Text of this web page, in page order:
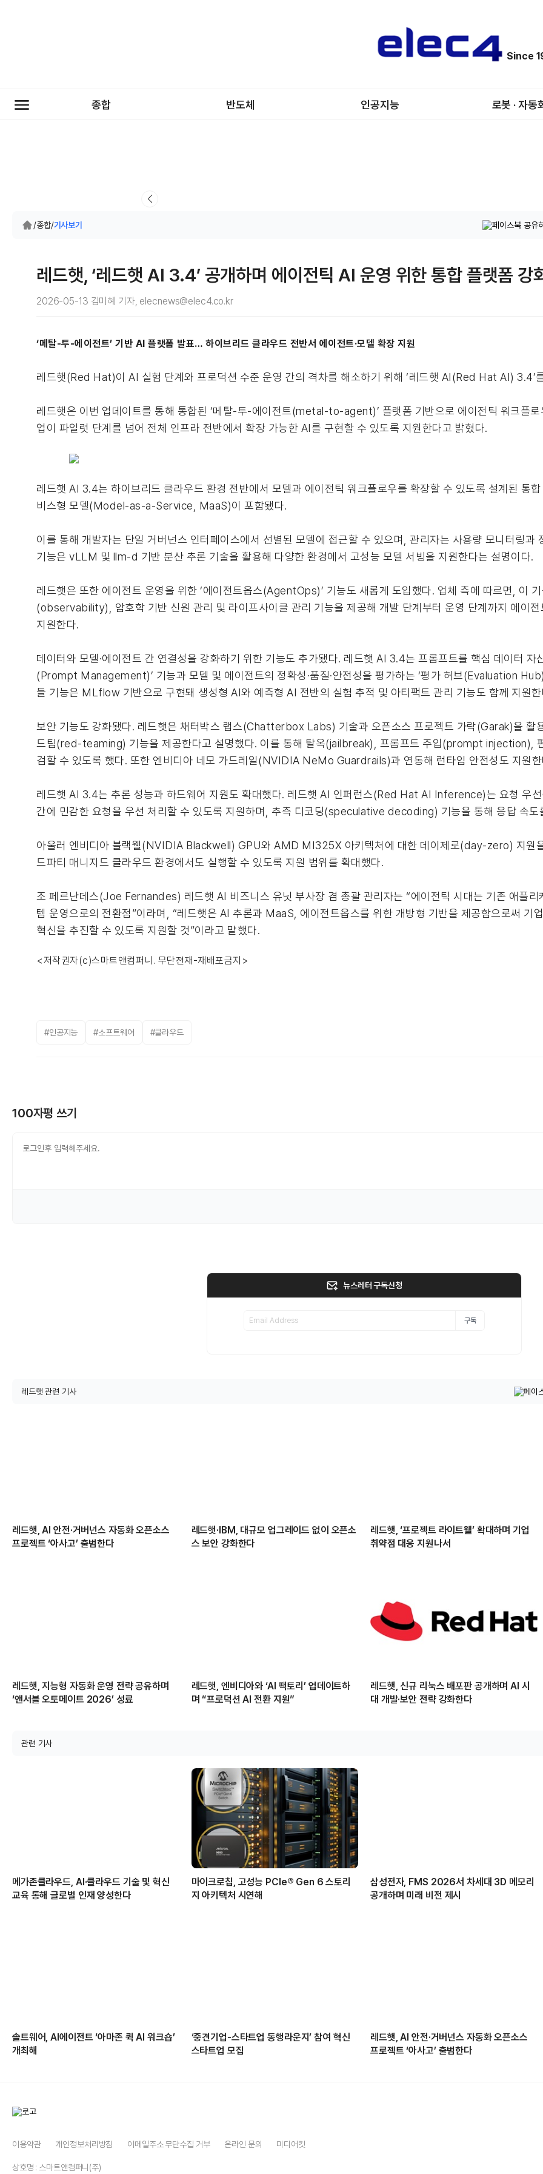
Since
종합 반도체 인공지능 로봇 · 자동
/종합/기사보기
레드햇, ‘레드햇 AI 3.4’ 공개하며 에이전틱 AI 운영 위한 통합 플랫폼 강
2026-05-13 김미혜 기자, elecnews@elec4.co.kr
‘메탈-투-에이전트’ 기반 AI 플랫폼 발표… 하이브리드 클라우드 전반서 에이전트·모델 확장 지원
레드햇(Red Hat)이 AI 실험 단계와 프로덕션 수준 운영 간의 격차를 해소하기 위해 ‘레드햇 AI(Red Hat AI) 3.4’
레드햇은 이번 업데이트를 통해 통합된 ‘메탈-투-에이전트(metal-to-agent)’ 플랫폼 기반으로 에이전틱 워크플
업이 파일럿 단계를 넘어 전체 인프라 전반에서 확장 가능한 AI를 구현할 수 있도록 지원한다고 밝혔다.
레드햇 AI 3.4는 하이브리드 클라우드 환경 전반에서 모델과 에이전틱 워크플로우를 확장할 수 있도록 설계된 통
비스형 모델(Model-as-a-Service, MaaS)이 포함됐다.
이를 통해 개발자는 단일 거버넌스 인터페이스에서 선별된 모델에 접근할 수 있으며, 관리자는 사용량 모니터링과
기능은 vLLM 및 llm-d 기반 분산 추론 기술을 활용해 다양한 환경에서 고성능 모델 서빙을 지원한다는 설명이다.
레드햇은 또한 에이전트 운영을 위한 ‘에이전트옵스(AgentOps)’ 기능도 새롭게 도입했다. 업체 측에 따르면, 이
(observability), 암호학 기반 신원 관리 및 라이프사이클 관리 기능을 제공해 개발 단계부터 운영 단계까지 에이
지원한다.
데이터와 모델·에이전트 간 연결성을 강화하기 위한 기능도 추가됐다. 레드햇 AI 3.4는 프롬프트를 핵심 데이터 자
(Prompt Management)’ 기능과 모델 및 에이전트의 정확성·품질·안전성을 평가하는 ‘평가 허브(Evaluation
들 기능은 MLflow 기반으로 구현돼 생성형 AI와 예측형 AI 전반의 실험 추적 및 아티팩트 관리 기능도 함께 지원
보안 기능도 강화됐다. 레드햇은 채터박스 랩스(Chatterbox Labs) 기술과 오픈소스 프로젝트 가락(Garak)을 활
드팀(red-teaming) 기능을 제공한다고 설명했다. 이를 통해 탈옥(jailbreak), 프롬프트 주입(prompt injection),
검할 수 있도록 했다. 또한 엔비디아 네모 가드레일(NVIDIA NeMo Guardrails)과 연동해 런타임 안전성도 지원
레드햇 AI 3.4는 추론 성능과 하드웨어 지원도 확대했다. 레드햇 AI 인퍼런스(Red Hat AI Inference)는 요청 우
간에 민감한 요청을 우선 처리할 수 있도록 지원하며, 추측 디코딩(speculative decoding) 기능을 통해 응답 속
아울러 엔비디아 블랙웰(NVIDIA Blackwell) GPU와 AMD MI325X 아키텍처에 대한 데이제로(day-zero) 지원
드파티 매니지드 클라우드 환경에서도 실행할 수 있도록 지원 범위를 확대했다.
조 페르난데스(Joe Fernandes) 레드햇 AI 비즈니스 유닛 부사장 겸 총괄 관리자는 “에이전틱 시대는 기존 애플리
템 운영으로의 전환점”이라며, “레드햇은 AI 추론과 MaaS, 에이전트옵스를 위한 개방형 기반을 제공함으로써 기
혁신을 추진할 수 있도록 지원할 것”이라고 말했다.
<저작권자(c)스마트앤컴퍼니. 무단전재-재배포금지>
#인공지능 #소프트웨어 #클라우드
100자평 쓰기
뉴스레터 구독신청
구독
레드햇 관련 기사
레드햇, AI 안전·거버넌스 자동화 오픈소스
프로젝트 ‘아사고’ 출범한다
레드햇·IBM, 대규모 업그레이드 없이 오픈소
스 보안 강화한다
레드햇, ‘프로젝트 라이트웰’ 확대하며 기업
취약점 대응 지원나서
레드햇, 지능형 자동화 운영 전략 공유하며
‘앤서블 오토메이트 2026’ 성료
레드햇, 엔비디아와 ‘AI 팩토리’ 업데이트하
며 “프로덕션 AI 전환 지원”
레드햇, 신규 리눅스 배포판 공개하며 AI 시
대 개발·보안 전략 강화한다
관련 기사
메가존클라우드, AI·클라우드 기술 및 혁신
교육 통해 글로벌 인재 양성한다
마이크로칩, 고성능 PCIe® Gen 6 스토리
지 아키텍처 시연해
삼성전자, FMS 2026서 차세대 3D 메모리
공개하며 미래 비전 제시
솔트웨어, AI에이전트 ‘아마존 퀵 AI 워크숍’
개최해
‘중견기업-스타트업 동행라운지’ 참여 혁신
스타트업 모집
레드햇, AI 안전·거버넌스 자동화 오픈소스
프로젝트 ‘아사고’ 출범한다
이용약관 개인정보처리방침 이메일주소 무단수집 거부 온라인 문의 미디어킷
상호명 : 스마트앤컴퍼니(주)